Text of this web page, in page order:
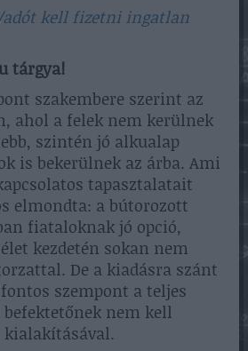
kell fizetni ingatlan
tárgya!
szakembere szerint az
ahol a felek nem kerülnek
szintén jó alkualap
is bekerülnek az árba. Ami
tapasztalatait
elmondta: a bútorozott
fiataloknak jó opció,
kezdetén sokan nem
De a kiadásra szánt
szempont a teljes
befektetőnek nem kell